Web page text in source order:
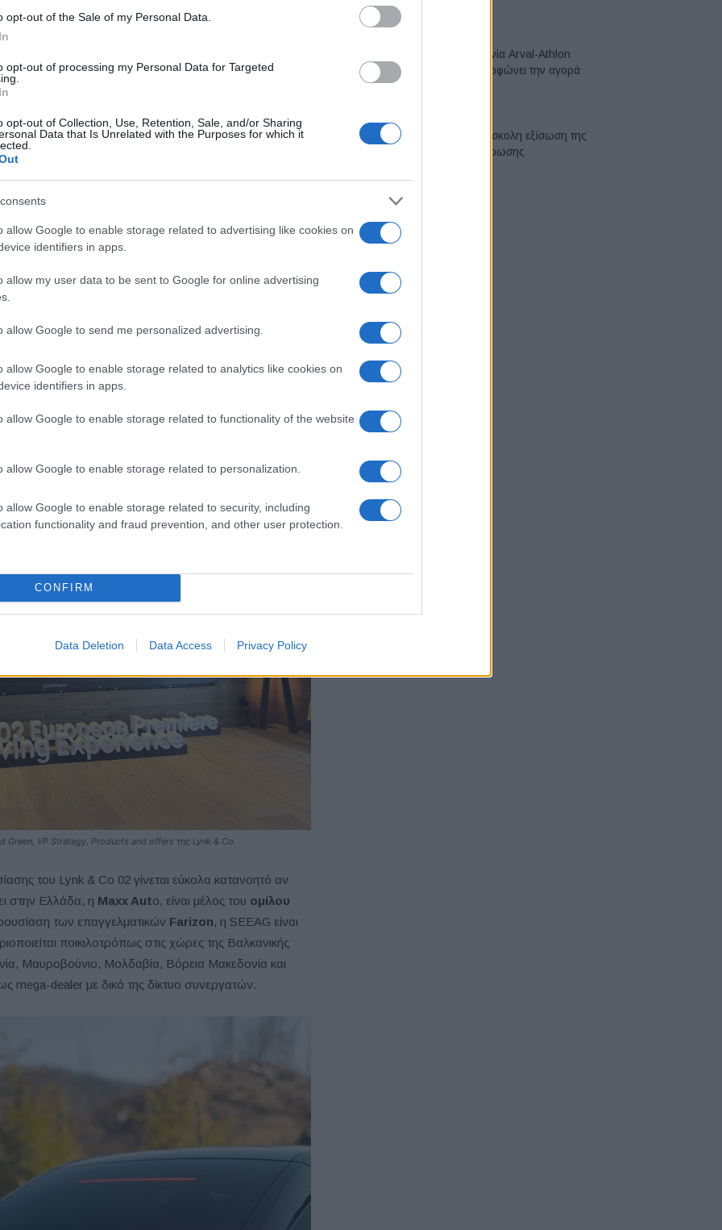
opt-out of the Sale of my Personal Data.
opt-out of processing my Personal Data for Targeted
opt-out of Collection, Use, Retention, Sale, and/or Sharing
Data that Is Unrelated with the Purposes for which it
allow Google to enable storage related to advertising like cookies on
identifiers in apps.
allow my user data to be sent to Google for online advertising
allow Google to send me personalized advertising.
allow Google to enable storage related to analytics like cookies on
identifiers in apps.
allow Google to enable storage related to functionality of the website
allow Google to enable storage related to personalization.
allow Google to enable storage related to security, including
functionality and fraud prevention, and other user protection.
CONFIRM
Data Deletion Data Access Privacy Policy
Κινέζοι κράτησαν κάποια στοιχεία τακτικής από το
να διαφοροποιηθούν. Για παράδειγμα,
απέφυγαν και κάποιες αμφιλεγόμενες αισθητικές
στο αμάξωμα και τις ζάντες του 01. Αξιοποίησαν
Geely(στην οποία ανήκει η Lynk & Co)
ηλεκτρικό μοντέλο με ισχύ 200 kW (272 hp) και
έως 445 χλμ. – το οποίο προσφέρεται σε δύο
οι άνθρωποι της εταιρίας προσβλέπουν στη συνέχιση
το “02” κάτω από 30.000 €, καθώς θεωρείται
9.000€.
Green, VP Strategy, Products and offers της Lynk & Co.
του Lynk & Co 02 γίνεται εύκολα κατανοητό αν
στην Ελλάδα, η Maxx Auto, είναι μέλος του ομίλου
των επαγγελματικών Farizon, η SEEAG είναι
ποικιλοτρόπως στις χώρες της Βαλκανικής
Μαυροβούνιο, Μολδαβία, Βόρεια Μακεδονία και
mega-dealer με δικό της δίκτυο συνεργατών.
Η συμφωνία Arval-Athlon
αναδιαμορφώνει την αγορά
VW: Η δύσκολη εξίσωση της
αναδιάρθρωσης